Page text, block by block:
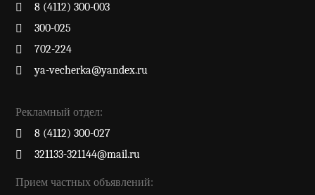
8 (4112) 300-003
300-025
702-224
ya-vecherka@yandex.ru
Рекламный отдел:
8 (4112) 300-027
321133-321144@mail.ru
Прием частных объявлений: